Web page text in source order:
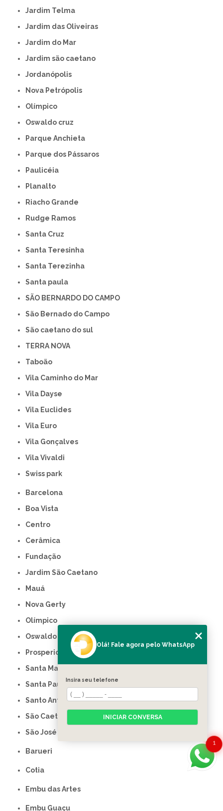
Jardim Telma
Jardim das Oliveiras
Jardim do Mar
Jardim são caetano
Jordanópolis
Nova Petrópolis
Olímpico
Oswaldo cruz
Parque Anchieta
Parque dos Pássaros
Paulicéia
Planalto
Riacho Grande
Rudge Ramos
Santa Cruz
Santa Teresinha
Santa Terezinha
Santa paula
SÃO BERNARDO DO CAMPO
São Bernado do Campo
São caetano do sul
TERRA NOVA
Taboão
Vila Caminho do Mar
Vila Dayse
Vila Euclides
Vila Euro
Vila Gonçalves
Vila Vivaldi
swiss park
Barcelona
Boa Vista
Centro
Cerâmica
Fundação
Jardim São Caetano
Mauá
Nova Gerty
Olímpico
Oswaldo Cruz
Prosperidade
Santa Maria
Santa Paula
Santo Antônio
São Caetano do Sul
São José
Barueri
Cotia
Embu das Artes
Embu Guaçu
1
Olá! Fale agora pelo WhatsApp
Insira seu telefone
INICIAR CONVERSA